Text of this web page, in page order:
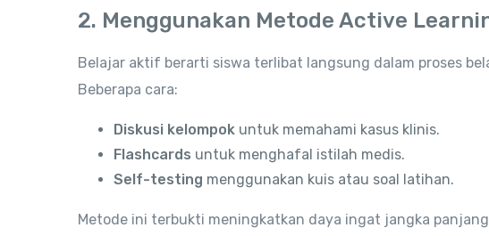
2. Menggunakan Metode Active
Belajar aktif berarti siswa terlibat langsung dalam proses
Beberapa cara:
Diskusi kelompok untuk memahami kasus klinis.
Flashcards untuk menghafal istilah medis.
Self-testing menggunakan kuis atau soal latihan.
Metode ini terbukti meningkatkan daya ingat jangka